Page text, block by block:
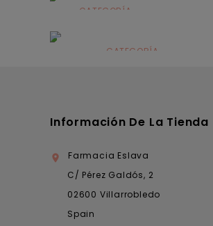
CATEGORÍA
CATEGORÍA
Información De La Tienda

Farmacia Eslava
C/ Pérez Galdós, 2
02600 Villarrobledo
Spain